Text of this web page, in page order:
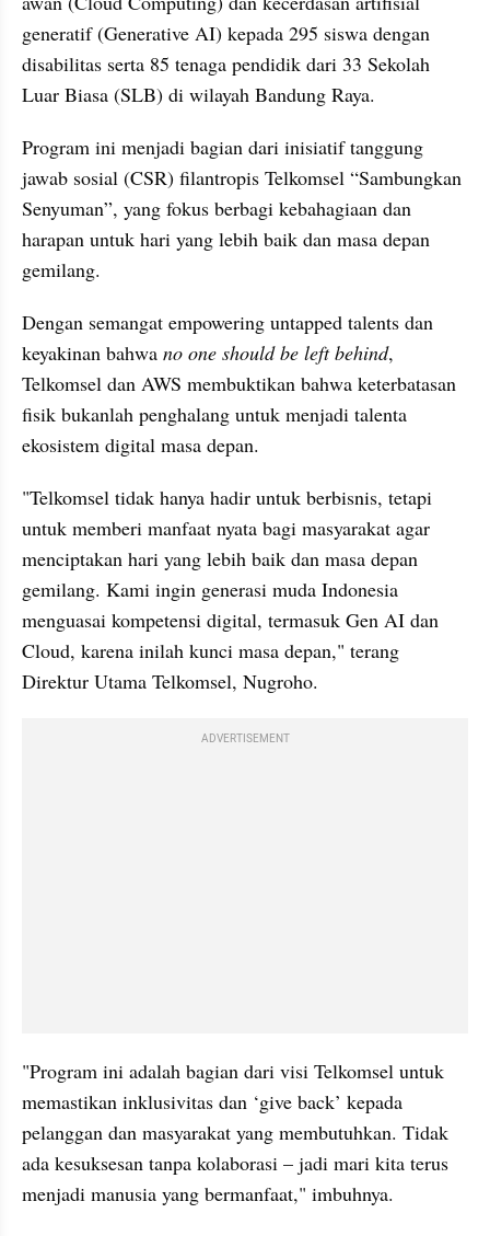
generatif (Generative AI) kepada 295 siswa dengan
disabilitas serta 85 tenaga pendidik dari 33 Sekolah
Luar Biasa (SLB) di wilayah Bandung Raya.
Program ini menjadi bagian dari inisiatif tanggung
jawab sosial (CSR) filantropis Telkomsel “Sambungkan
Senyuman”, yang fokus berbagi kebahagiaan dan
harapan untuk hari yang lebih baik dan masa depan
gemilang.
Dengan semangat empowering untapped talents dan
keyakinan bahwa no one should be left behind,
Telkomsel dan AWS membuktikan bahwa keterbatasan
fisik bukanlah penghalang untuk menjadi talenta
ekosistem digital masa depan.
"Telkomsel tidak hanya hadir untuk berbisnis, tetapi
untuk memberi manfaat nyata bagi masyarakat agar
menciptakan hari yang lebih baik dan masa depan
gemilang. Kami ingin generasi muda Indonesia
menguasai kompetensi digital, termasuk Gen AI dan
Cloud, karena inilah kunci masa depan," terang
Direktur Utama Telkomsel, Nugroho.
ADVERTISEMENT
"Program ini adalah bagian dari visi Telkomsel untuk
memastikan inklusivitas dan ‘give back’ kepada
pelanggan dan masyarakat yang membutuhkan. Tidak
ada kesuksesan tanpa kolaborasi – jadi mari kita terus
menjadi manusia yang bermanfaat," imbuhnya.